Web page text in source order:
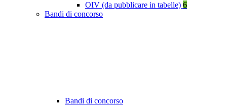
OIV (da pubblicare in tabelle) 6
Bandi di concorso
Bandi di concorso